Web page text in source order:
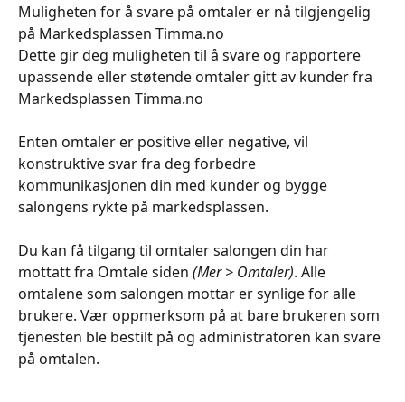
Muligheten for å svare på omtaler er nå tilgjengelig
på Markedsplassen Timma.no
Dette gir deg muligheten til å svare og rapportere
upassende eller støtende omtaler gitt av kunder fra
Markedsplassen Timma.no
Enten omtaler er positive eller negative, vil
konstruktive svar fra deg forbedre
kommunikasjonen din med kunder og bygge
salongens rykte på markedsplassen.
Du kan få tilgang til omtaler salongen din har
mottatt fra Omtale siden (Mer > Omtaler). Alle
omtalene som salongen mottar er synlige for alle
brukere. Vær oppmerksom på at bare brukeren som
tjenesten ble bestilt på og administratoren kan svare
på omtalen.